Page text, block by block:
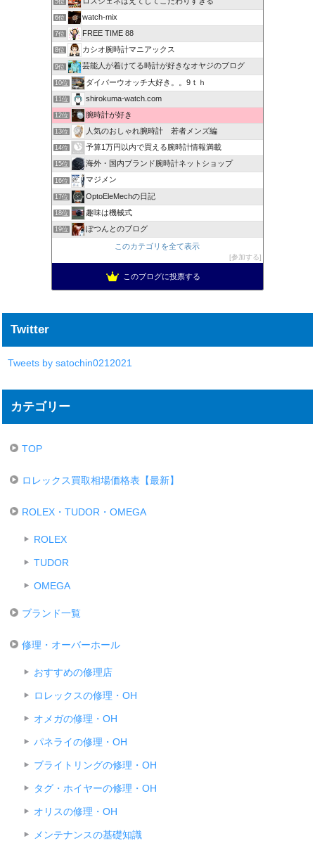
5位
6位 watch-mix
7位 FREE TIME 88
8位 カシオ腕時計マニアックス
9位 芸能人が着けてる時計が好きなオヤジのブログ
10位 ダイバーウオッチ大好き。。9ｔｈ
11位 shirokuma-watch.com
12位 腕時計が好き
13位 人気のおしゃれ腕時計 若者メンズ編
14位 予算1万円以内で買える腕時計情報満載
15位 海外・国内ブランド腕時計ネットショップ
16位 マジメン
17位 OptoEleMechの日記
18位 趣味は機械式
19位 ぽつんとのブログ
このカテゴリを全て表示
参加する
このブログに投票する
Twitter
Tweets by satochin0212021
カテゴリー
TOP
ロレックス買取相場価格表【最新】
ROLEX・TUDOR・OMEGA
ROLEX
TUDOR
OMEGA
ブランド一覧
修理・オーバーホール
おすすめの修理店
ロレックスの修理・OH
オメガの修理・OH
パネライの修理・OH
ブライトリングの修理・OH
タグ・ホイヤーの修理・OH
オリスの修理・OH
メンテナンスの基礎知識